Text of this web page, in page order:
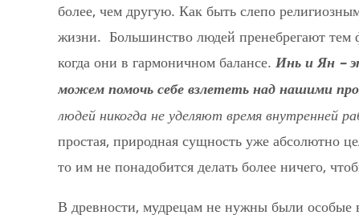
более, чем другую. Как быть слепо
жизни. Большинство людей пренебрегают тем
когда они в гармоничном балансе. Инь и Ян –
можем помочь себе взлететь над нашими
людей никогда не уделяют время внутренней
простая, природная сущность уже абсолютно
то им не понадобится делать более ничего,
В древности, мудрецам не нужны были